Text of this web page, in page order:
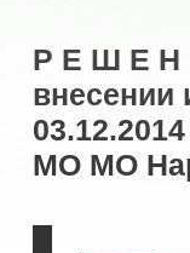
Р Е Ш Е Н
внесении
МО МО